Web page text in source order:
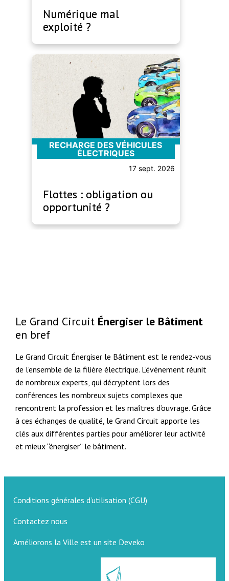
Numérique mal
exploité ?
RECHARGE DES VÉHICULES
ÉLECTRIQUES
17 sept. 2026
Flottes : obligation ou
opportunité ?
Le Grand Circuit Énergiser le Bâtiment
en bref
Le Grand Circuit Énergiser le Bâtiment est le rendez-vous
de l’ensemble de la filière électrique. L’évènement réunit
de nombreux experts, qui décryptent lors des
conférences les nombreux sujets complexes que
rencontrent la profession et les maîtres d’ouvrage. Grâce
à ces échanges de qualité, le Grand Circuit apporte les
clés aux différentes parties pour améliorer leur activité
et mieux “énergiser” le bâtiment.
Conditions générales d’utilisation (CGU)
Contactez nous
Améliorons la Ville est un site Deveko